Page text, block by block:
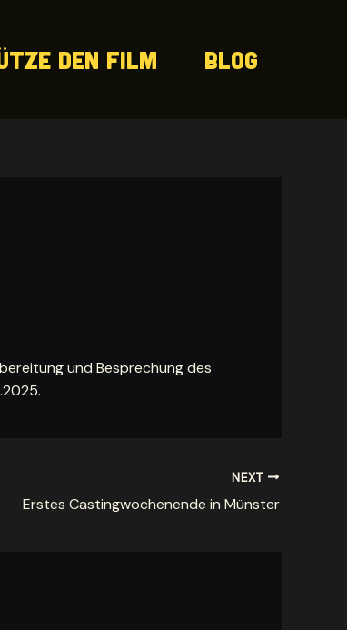
den Film Blog
und Besprechung des
NEXT
Erstes Castingwochenende in Münster